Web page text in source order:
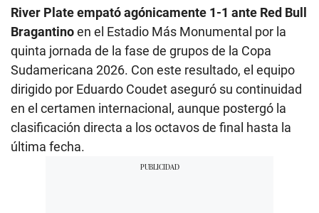
River Plate empató agónicamente 1-1 ante Red Bull
Bragantinoen el Estadio Más Monumental por la
quinta jornada de la fase de grupos de la Copa
Sudamericana 2026. Con este resultado, el equipo
dirigido por Eduardo Coudet aseguró su continuidad
en el certamen internacional, aunque postergó la
clasificación directa a los octavos de final hasta la
última fecha.